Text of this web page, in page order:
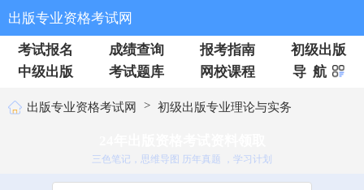
出版专业资格考试网
考试报名 成绩查询 报考指南
初级出版
中级出版
考试题库 网校课程 导 航
出版专业资格考试网 > 初级出版专业理论与实务
三色笔记，思维导图 历年真题 ，学习计划